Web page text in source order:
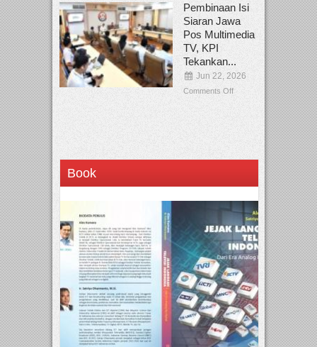
Pembinaan Isi
Siaran Jawa
Pos Multimedia
TV, KPI
Tekankan...
Jun 22, 2026
Comments Off
Book